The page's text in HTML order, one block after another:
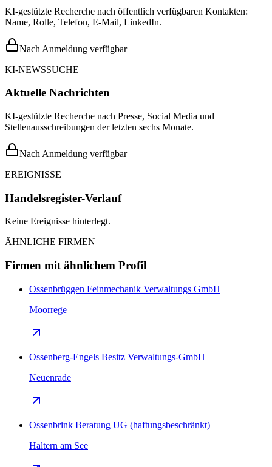
KI-gestützte Recherche nach öffentlich verfügbaren Kontakten:
Name, Rolle, Telefon, E-Mail, LinkedIn.
Nach Anmeldung verfügbar
KI-NEWSSUCHE
Aktuelle Nachrichten
KI-gestützte Recherche nach Presse, Social Media und
Stellenausschreibungen der letzten sechs Monate.
Nach Anmeldung verfügbar
EREIGNISSE
Handelsregister-Verlauf
Keine Ereignisse hinterlegt.
ÄHNLICHE FIRMEN
Firmen mit ähnlichem Profil
Ossenbrüggen Feinmechanik Verwaltungs GmbH
Moorrege
Ossenberg-Engels Besitz Verwaltungs-GmbH
Neuenrade
Ossenbrink Beratung UG (haftungsbeschränkt)
Haltern am See